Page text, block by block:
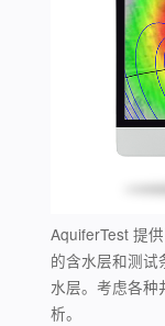
AquiferTest 提
的含水层和测试
水层。考虑各种
析。